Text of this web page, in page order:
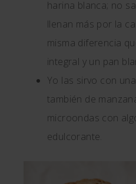
harina blanca; no
llenan más por la
misma diferencia
integral y un pan
Yo las sirvo con una
también de
microondas con
edulcorante.